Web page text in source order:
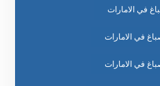
في الامارات
في الامارات
في الامارات